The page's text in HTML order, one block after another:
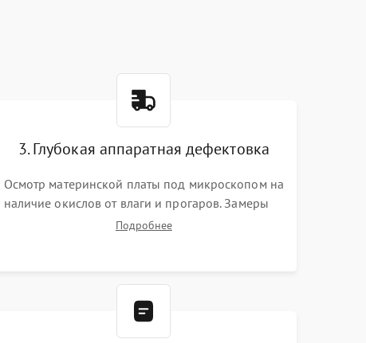
3. Глубокая аппаратная дефектовка
Осмотр материнской платы под микроскопом на
наличие окислов от влаги и прогаров. Замеры
сопротивлений и дежурных напряжений.
Подробнее